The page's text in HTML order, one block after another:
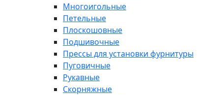
Многоигольные
Петельные
Плоскошовные
Подшивочные
Прессы для установки фурнитуры
Пуговичные
Рукавные
Скорняжные